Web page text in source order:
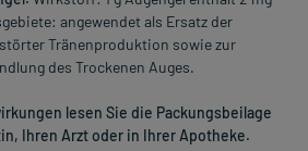
angewendet als Ersatz der
Tränenproduktion sowie zur
des Trockenen Auges.
lesen Sie die Packungsbeilage
Ihren Arzt oder in Ihrer Apotheke.